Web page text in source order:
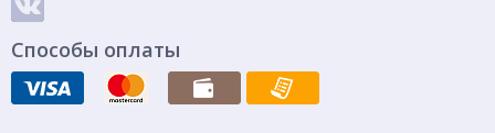
Способы оплаты